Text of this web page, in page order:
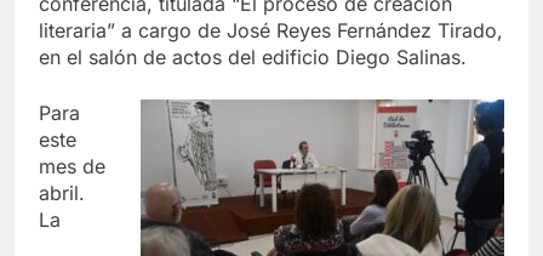
literaria” a cargo de José Reyes Fernández Tirado,
en el salón de actos del edificio Diego Salinas.
Para
este
mes de
abril.
La